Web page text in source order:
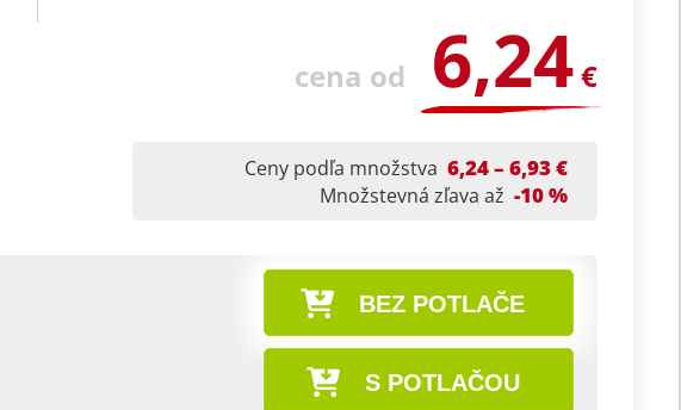
cena od 6,24€
Ceny podľa množstva 6,24 – 6,93 €
Množstevná zľava až -10 %
BEZ POTLAČE
S POTLAČOU